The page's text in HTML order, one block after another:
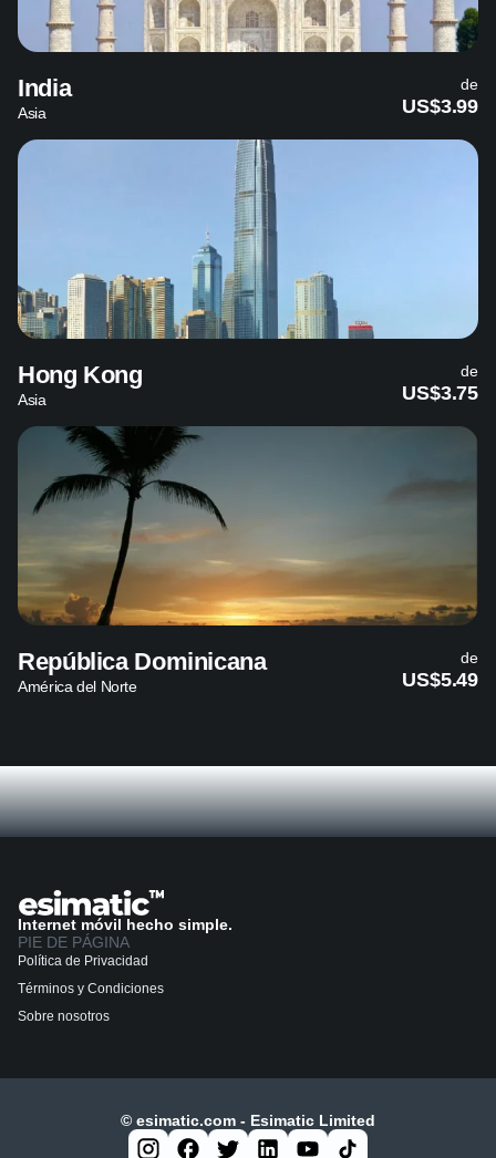
India
Asia
de
US$3.99
Hong Kong
Asia
de
US$3.75
República Dominicana
América del Norte
de
US$5.49
Internet móvil hecho simple.
PIE DE PÁGINA
Política de Privacidad
Términos y Condiciones
Sobre nosotros
© esimatic.com - Esimatic Limited